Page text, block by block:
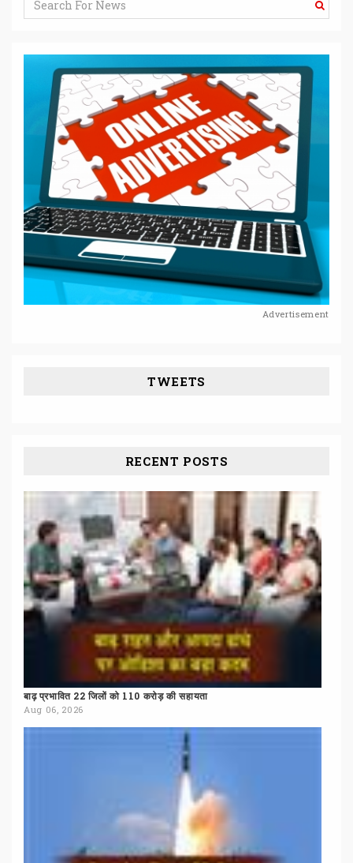
Advertisement
TWEETS
RECENT POSTS
बाढ़ प्रभावित 22 जिलों को 110 करोड़ की सहायता
Aug 06, 2026